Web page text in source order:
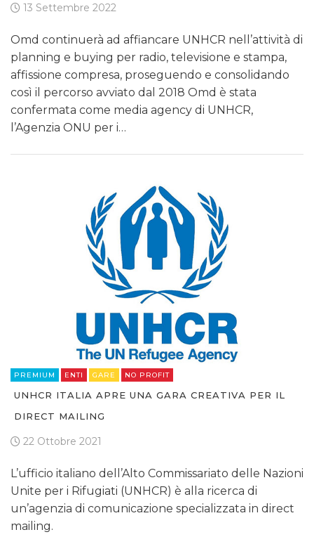
13 Settembre 2022
Omd continuerà ad affiancare UNHCR nell’attività di
planning e buying per radio, televisione e stampa,
affissione compresa, proseguendo e consolidando
così il percorso avviato dal 2018 Omd è stata
confermata come media agency di UNHCR,
l’Agenzia ONU per i…
PREMIUM ENTI GARE NO PROFIT
UNHCR ITALIA APRE UNA GARA CREATIVA PER IL
DIRECT MAILING
22 Ottobre 2021
L’ufficio italiano dell’Alto Commissariato delle Nazioni
Unite per i Rifugiati (UNHCR) è alla ricerca di
un’agenzia di comunicazione specializzata in direct
mailing.